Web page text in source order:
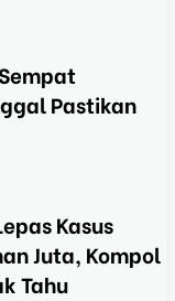
Pastikan
Kasus
Juta, Kompol
Tahu